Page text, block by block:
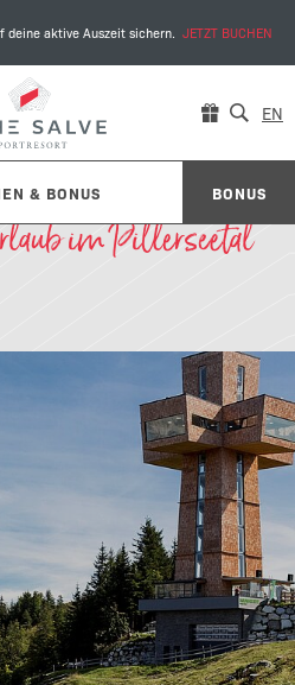
deine aktive Auszeit sichern. JETZT BUCHEN
& BONUS BONUS
EN
im Pillerseetal